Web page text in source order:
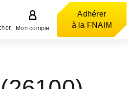
Mon compte
Adhérer
à la FNAIM